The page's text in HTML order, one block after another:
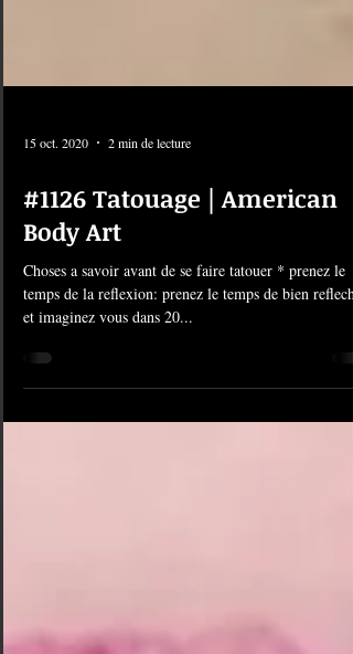
15 oct. 2020 2 min de lecture
#1126 Tatouage | American
Body Art
Choses a savoir avant de se faire tatouer * prenez le